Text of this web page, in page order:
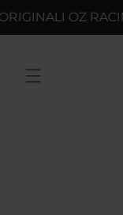
direttamente
ai contenuti
OZ RACING